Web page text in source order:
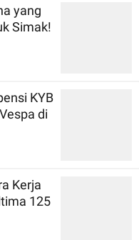
yang
Simak!
KYB
di
Kerja
125